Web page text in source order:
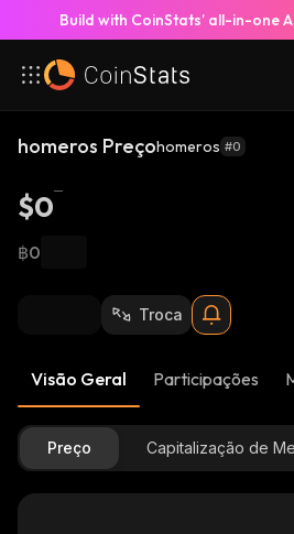
Build with CoinStats’ all-in-one
homeros Preçohomeros #0
$0
฿0
Troca
Visão Geral Participações
Preço Capitalização de